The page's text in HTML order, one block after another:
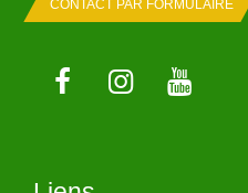
CONTACT PAR FORMULAIRE